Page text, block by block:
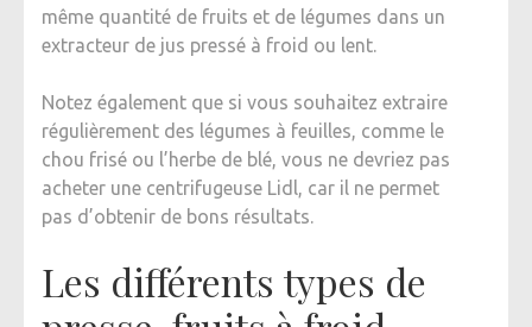
même quantité de fruits et de légumes dans un
extracteur de jus pressé à froid ou lent.
Notez également que si vous souhaitez extraire
régulièrement des légumes à feuilles, comme le
chou frisé ou l’herbe de blé, vous ne devriez pas
acheter une centrifugeuse Lidl, car il ne permet
pas d’obtenir de bons résultats.
Les différents types de